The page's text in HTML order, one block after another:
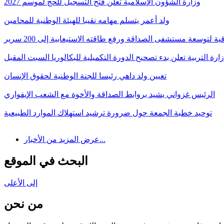
ولد أعمر يتسلم مهامه نقيبا للهيئة الوطنية للمحامين
لتوسعة مستشفى الصداقة ورفع طاقته الاستيعابية إلى 200 سرير
التربية تعلن بدء تصحيح الدورة التكميلية للبكالوريا السبت المقبل
تعيين ولد داهي رئيسا للجنة الوطنية لحقوق الإنسان
الرئيس غزواني يشيد بروابط الصداقة والأخوة مع الشعب الإيفواري
توحيد خطبة الجمعة حول ضرورة ترشيد استهلاك الموارد الطبيعية
عرض المزيد من الأخبار...
البحث في الموقع
إلى الأعلى
من نحن